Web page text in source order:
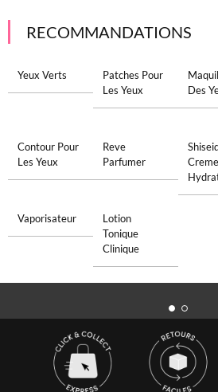
RECOMMANDATIONS
Yeux Verts
Patches Pour
Les Yeux
Des
Contour Pour
Les Yeux
Reve
Parfumer
Creme
Vaporisateur
Lotion
Tonique
Clinique